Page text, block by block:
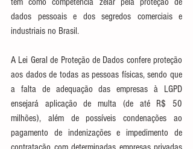
dados pessoais e dos segredos comerciais e
industriais no Brasil.
A Lei Geral de Proteção de Dados confere proteção
aos dados de todas as pessoas físicas, sendo que
a falta de adequação das empresas à LGPD
ensejará aplicação de multa (de até R$ 50
milhões), além de possíveis condenações ao
pagamento de indenizações e impedimento de